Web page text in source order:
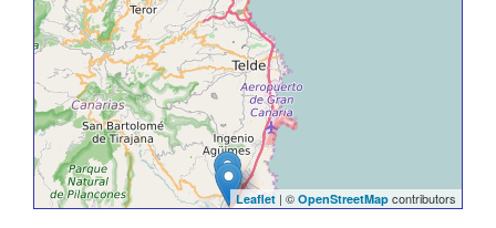
Leaflet | © OpenStreetMap contributors